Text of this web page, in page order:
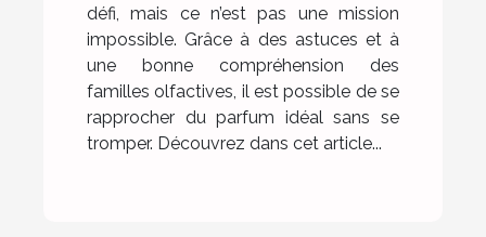
défi, mais ce n’est pas une mission
impossible. Grâce à des astuces et à
une bonne compréhension des
familles olfactives, il est possible de se
rapprocher du parfum idéal sans se
tromper. Découvrez dans cet article...